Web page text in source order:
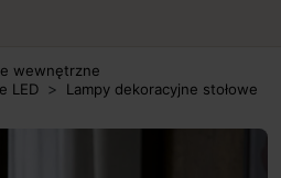
wewnętrzne
LED
Lampy dekoracyjne stołowe